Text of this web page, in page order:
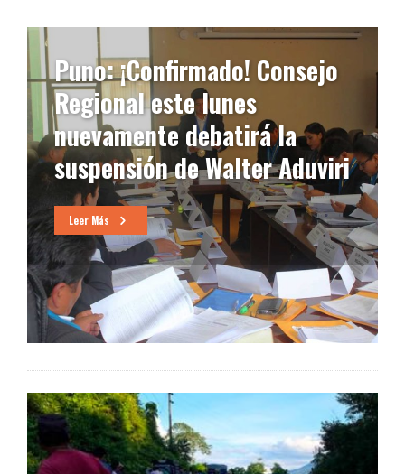
Puno: ¡Confirmado! Consejo
Regional este lunes
nuevamente debatirá la
suspensión de Walter Aduviri
Leer Más